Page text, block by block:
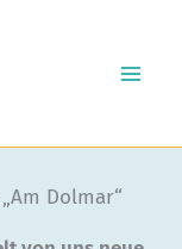
Dolmar“